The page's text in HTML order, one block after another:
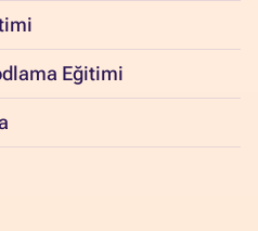
Eğitimi